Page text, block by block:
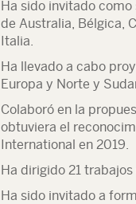
Ha sido invitado
de Australia, Bélgica,
Italia.
Ha llevado a cabo
Europa y Norte y
Colaboró en la
obtuviera el
International en 2019.
Ha dirigido 21
Ha sido invitado a